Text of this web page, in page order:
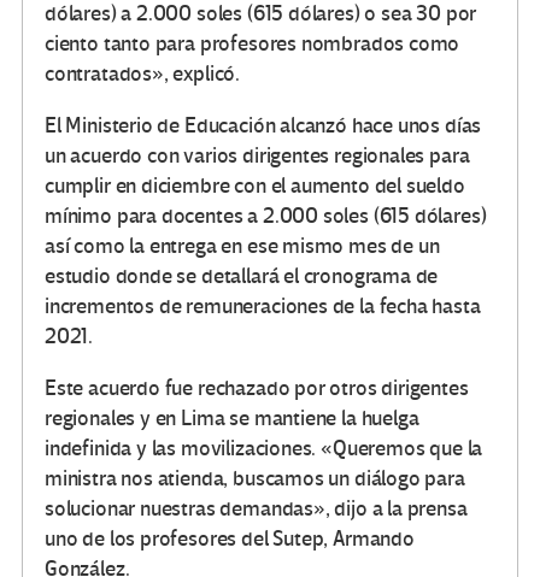
dólares) a 2.000 soles (615 dólares) o sea 30 por
ciento tanto para profesores nombrados como
contratados», explicó.
El Ministerio de Educación alcanzó hace unos días
un acuerdo con varios dirigentes regionales para
cumplir en diciembre con el aumento del sueldo
mínimo para docentes a 2.000 soles (615 dólares)
así como la entrega en ese mismo mes de un
estudio donde se detallará el cronograma de
incrementos de remuneraciones de la fecha hasta
2021.
Este acuerdo fue rechazado por otros dirigentes
regionales y en Lima se mantiene la huelga
indefinida y las movilizaciones. «Queremos que la
ministra nos atienda, buscamos un diálogo para
solucionar nuestras demandas», dijo a la prensa
uno de los profesores del Sutep, Armando
González.